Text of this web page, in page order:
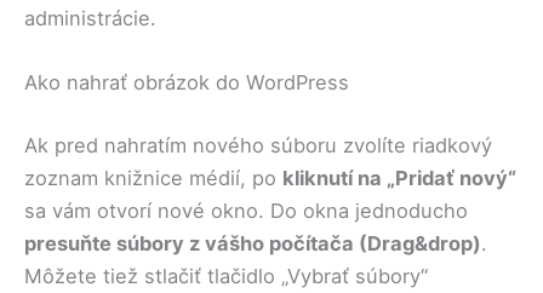
administrácie.
Ako nahrať obrázok do WordPress
Ak pred nahratím nového súboru zvolíte riadkový
zoznam knižnice médií, po kliknutí na „Pridať nový“
sa vám otvorí nové okno. Do okna jednoducho
presuňte súbory z vášho počítača (Drag&drop).
Môžete tiež stlačiť tlačidlo „Vybrať súbory“